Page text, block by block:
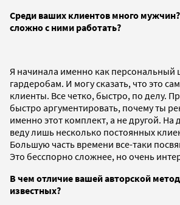
Среди ваших клиентов много
сложно с ними работать?
Я начинала именно как
гардеробам. И могу сказать, что это
клиенты. Все четко, быстро, по делу.
быстро аргументировать, почему ты
именно этот комплект, а не другой.
веду лишь несколько постоянных
Большую часть времени все-таки
Это бесспорно сложнее, но очень
В чем отличие вашей авторской
известных?